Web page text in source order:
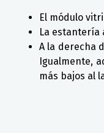
El módulo
La
A la derecha
Igualmente,
más bajos al